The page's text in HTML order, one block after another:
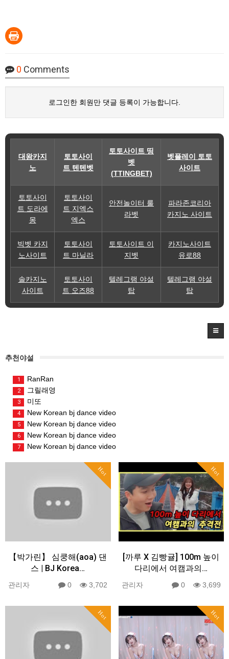
0 Comments
로그인한 회원만 댓글 등록이 가능합니다.
대왕카지
노
토토사이
트 텐텐벳
토토사이트 띵
벳
(TTINGBET)
벳플레이 토토
사이트
토토사이
트 도라에
몽
토토사이
트 지엑스
엑스
안전놀이터 룰
라벳
파라존코리아
카지노 사이트
빅벳 카지
노사이트
토토사이
트 마닐라
토토사이트 이
지벳
카지노사이트
유로88
솔카지노
사이트
토토사이
트 오즈88
텔레그램 야설
탑
텔레그램 야설
탑
추천야설
1 RanRan
2 그릴래영
3 미또
4 New Korean bj dance video
5 New Korean bj dance video
6 New Korean bj dance video
7 New Korean bj dance video
Hot
【박가린】 심쿵해(aoa) 댄
스 | BJ Korea…
관리자 0 3,702
Hot
[까루 X 김빵귤] 100m 높이
다리에서 여캠과의…
관리자 0 3,699
Hot Hot